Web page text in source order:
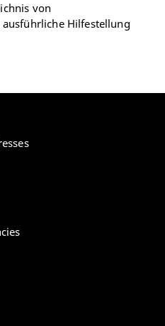
von
Hilfestellung